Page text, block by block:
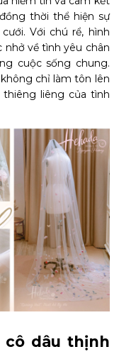
thời thể hiện sự
Với chú rể, hình
nhở về tình yêu chân
cuộc sống chung.
chỉ làm tôn lên
liêng của tình
cô dâu thịnh